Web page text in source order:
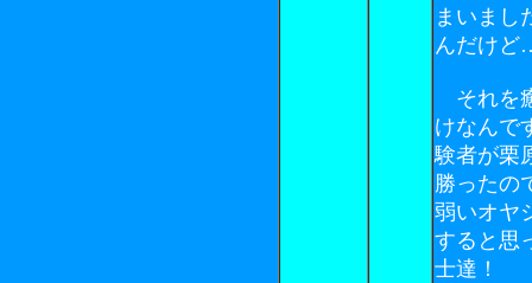
まいまし
んだけど
それを
けなんで
験者が栗
勝ったの
弱いオヤ
すると思
士達！